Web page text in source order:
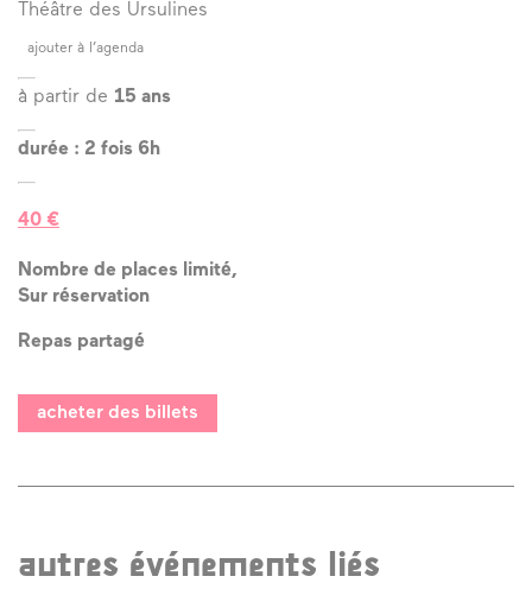
Théâtre des Ursulines
ajouter à l’agenda
à partir de 15 ans
durée : 2 fois 6h
40 €
Nombre de places limité,
Sur réservation
Repas partagé
acheter des billets
autres événements liés